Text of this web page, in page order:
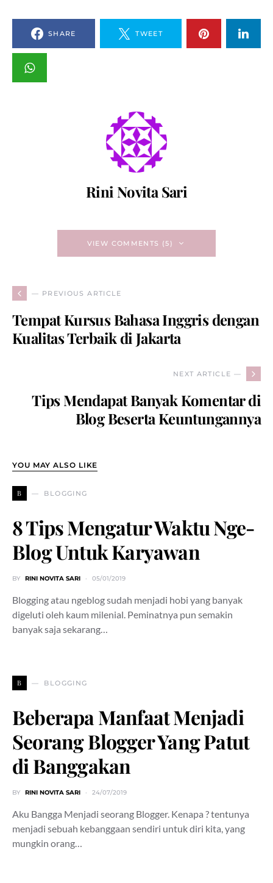
SHARE TWEET
Rini Novita Sari
VIEW COMMENTS (5)
— PREVIOUS ARTICLE
Tempat Kursus Bahasa Inggris dengan
Kualitas Terbaik di Jakarta
NEXT ARTICLE —
Tips Mendapat Banyak Komentar di
Blog Beserta Keuntungannya
YOU MAY ALSO LIKE
B BLOGGING
8 Tips Mengatur Waktu Nge-
Blog Untuk Karyawan
BY RINI NOVITA SARI 05/01/2019
Blogging atau ngeblog sudah menjadi hobi yang banyak
digeluti oleh kaum milenial. Peminatnya pun semakin
banyak saja sekarang…
B BLOGGING
Beberapa Manfaat Menjadi
Seorang Blogger Yang Patut
di Banggakan
BY RINI NOVITA SARI 24/07/2019
Aku Bangga Menjadi seorang Blogger. Kenapa ? tentunya
menjadi sebuah kebanggaan sendiri untuk diri kita, yang
mungkin orang…